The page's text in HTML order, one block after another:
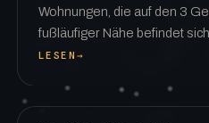
Wohnungen, die auf den 3
fußläufiger Nähe befindet sich
LESEN →